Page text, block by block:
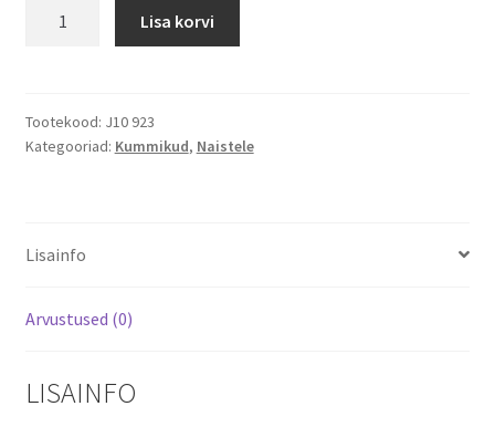
Lisa korvi
Tootekood: J10 923
Kategooriad: Kummikud, Naistele
Lisainfo
Arvustused (0)
LISAINFO